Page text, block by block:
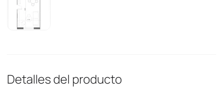
Detalles del producto